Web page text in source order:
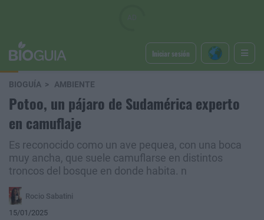
Iniciar sesión
BIOGUÍA AMBIENTE
Potoo, un pájaro de Sudamérica experto
en camuflaje
Es reconocido como un ave pequea, con una boca
muy ancha, que suele camuflarse en distintos
troncos del bosque en donde habita. n
Rocio Sabatini
15/01/2025